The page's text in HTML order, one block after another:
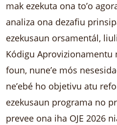
mak ezekuta ona to’o
analiza ona dezafiu
ezekusaun orsamentál,
Kódigu Aprovizionamentu
foun, nune’e mós
ne’ebé ho objetivu atu
ezekusaun programa no
prevee ona iha OJE 2026